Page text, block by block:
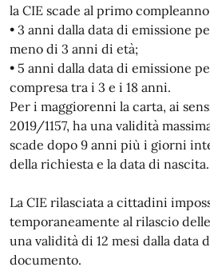
la CIE scade al primo
• 3 anni dalla data di emissione
meno di 3 anni di età;
• 5 anni dalla data di emissione
compresa tra i 3 e i 18 anni.
Per i maggiorenni la carta, ai
2019/1157, ha una validità
scade dopo 9 anni più i giorni
della richiesta e la data di nascita.
La CIE rilasciata a cittadini
temporaneamente al rilascio
una validità di 12 mesi dalla data
documento.